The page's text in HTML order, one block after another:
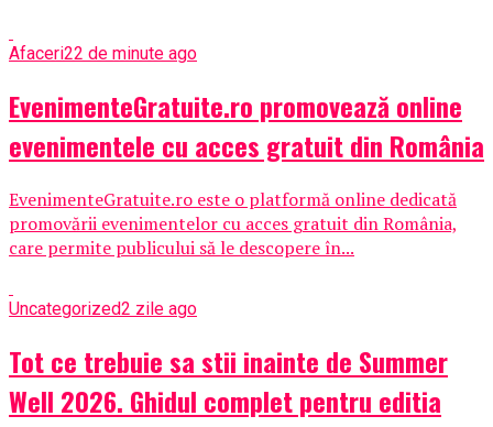
Afaceri22 de minute ago
EvenimenteGratuite.ro promovează online
evenimentele cu acces gratuit din România
EvenimenteGratuite.ro este o platformă online dedicată
promovării evenimentelor cu acces gratuit din România,
care permite publicului să le descopere în...
Uncategorized2 zile ago
Tot ce trebuie sa stii inainte de Summer
Well 2026. Ghidul complet pentru editia